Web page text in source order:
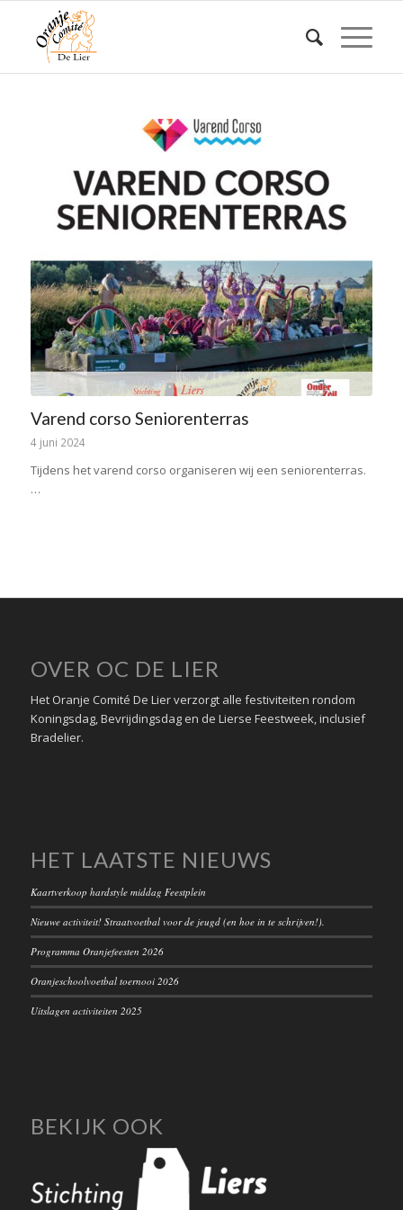
Varend corso Seniorenterras
4 juni 2024
Tijdens het varend corso organiseren wij een seniorenterras.
…
OVER OC DE LIER
Het Oranje Comité De Lier verzorgt alle festiviteiten rondom
Koningsdag, Bevrijdingsdag en de Lierse Feestweek, inclusief
Bradelier.
HET LAATSTE NIEUWS
Kaartverkoop hardstyle middag Feestplein
Nieuwe activiteit! Straatvoetbal voor de jeugd (en hoe in te schrijven!).
Programma Oranjefeesten 2026
Oranjeschoolvoetbal toernooi 2026
Uitslagen activiteiten 2025
BEKIJK OOK